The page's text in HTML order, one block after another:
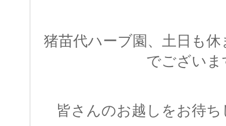
猪苗代ハーブ園、土日も
でございま
皆さんのお越しをお待